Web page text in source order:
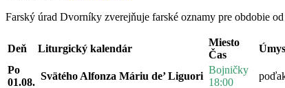
Farský úrad Dvorníky zverejňuje farské oznamy pre obdobie
Deň Liturgický kalendár
Miesto
Čas
Po
01.08.
Svätého Alfonza Máriu de’ Liguori
Bojničky
18:00